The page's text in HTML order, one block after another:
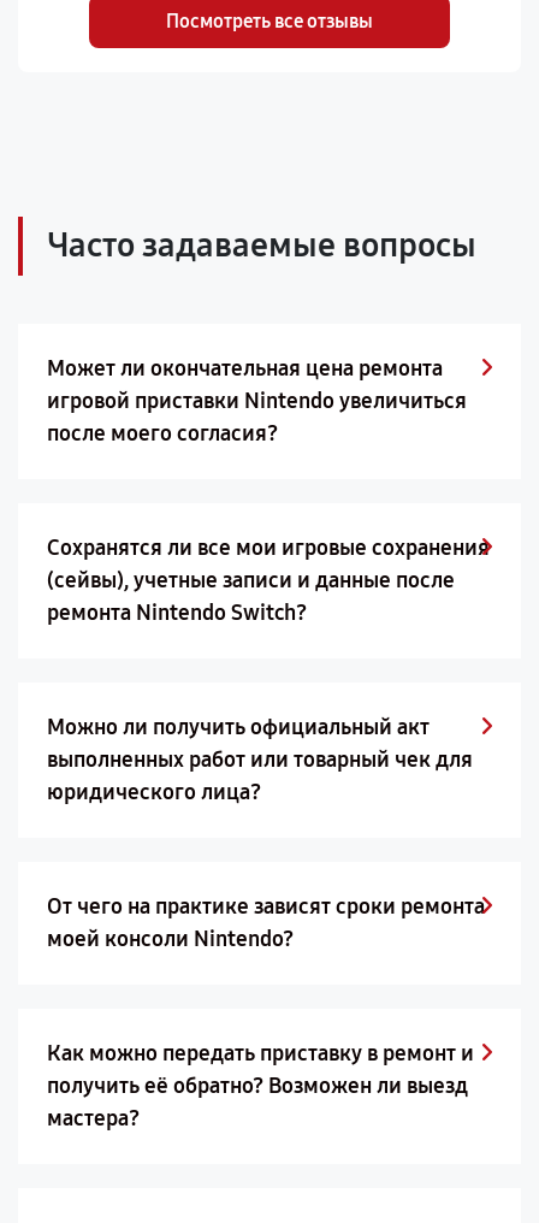
Посмотреть все отзывы
Часто задаваемые вопросы
Может ли окончательная цена ремонта
игровой приставки Nintendo увеличиться
после моего согласия?
Сохранятся ли все мои игровые сохранения
(сейвы), учетные записи и данные после
ремонта Nintendo Switch?
Можно ли получить официальный акт
выполненных работ или товарный чек для
юридического лица?
От чего на практике зависят сроки ремонта
моей консоли Nintendo?
Как можно передать приставку в ремонт и
получить её обратно? Возможен ли выезд
мастера?